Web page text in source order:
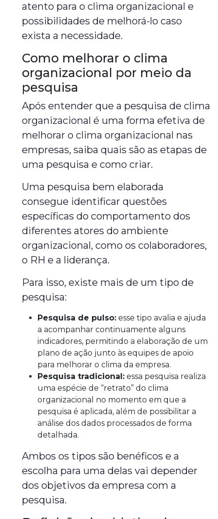
atento para o clima organizacional e
possibilidades de melhorá-lo caso
exista a necessidade.
Como melhorar o clima
organizacional por meio da
pesquisa
Após entender que a pesquisa de clima
organizacional é uma forma efetiva de
melhorar o clima organizacional nas
empresas, saiba quais são as etapas de
uma pesquisa e como criar.
Uma pesquisa bem elaborada
consegue identificar questões
específicas do comportamento dos
diferentes atores do ambiente
organizacional, como os colaboradores,
o RH e a liderança.
Para isso, existe mais de um tipo de
pesquisa:
Pesquisa de pulso: esse tipo avalia e ajuda
a acompanhar continuamente alguns
indicadores, permitindo a elaboração de um
plano de ação junto às equipes de apoio
para melhorar o clima da empresa.
Pesquisa tradicional: essa pesquisa realiza
uma espécie de “retrato” do clima
organizacional no momento em que a
pesquisa é aplicada, além de possibilitar a
análise dos dados processados de forma
detalhada.
Ambos os tipos são benéficos e a
escolha para uma delas vai depender
dos objetivos da empresa com a
pesquisa.